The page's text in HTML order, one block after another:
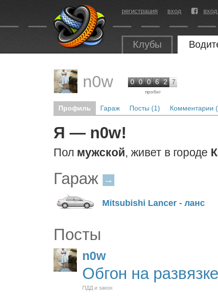
регистрация вход
Клубы
n0w 0 0 0 6 2 7
пробег
Профиль Гараж Посты (1) Комментарии
Я — n0w!
Пол мужской, живет в городе
Гараж →
Mitsubishi Lancer - ланс
Посты
n0w
Обгон на развязке
ПДД и закон